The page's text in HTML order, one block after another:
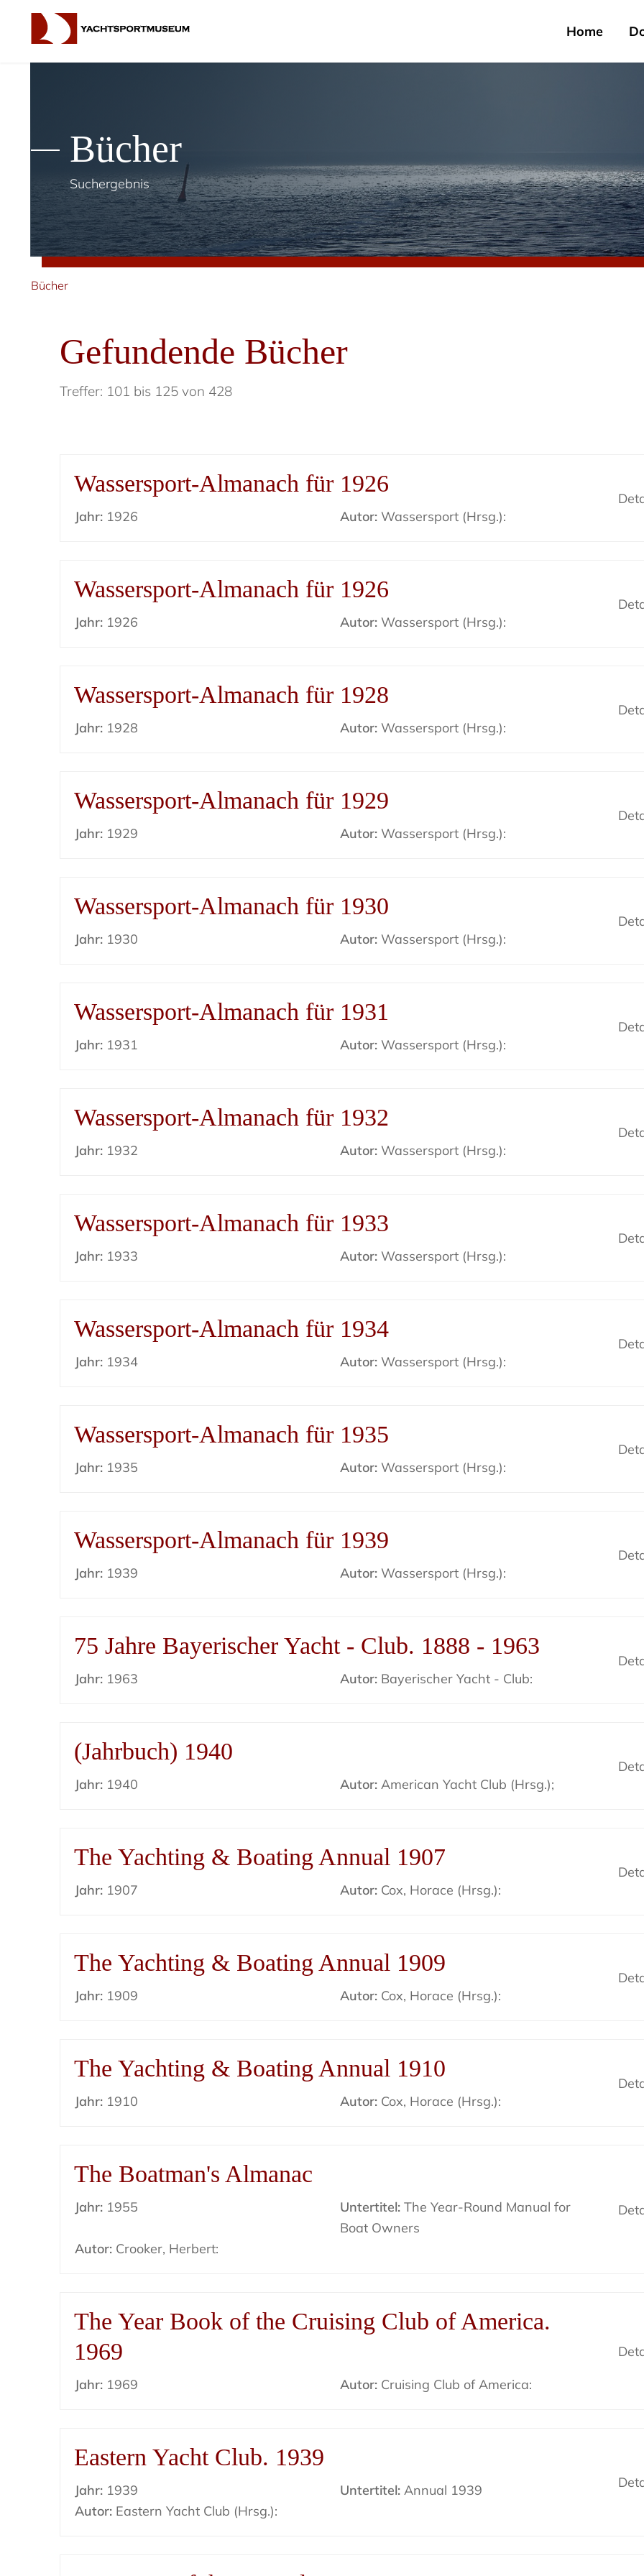
Home
Bücher
Suchergebnis
Bücher
Gefundende Bücher
Treffer: 101 bis 125 von 428
Wassersport-Almanach für 1926
Jahr: 1926 Autor:Wassersport (Hrsg.):
Wassersport-Almanach für 1926
Jahr: 1926 Autor:Wassersport (Hrsg.):
Wassersport-Almanach für 1928
Jahr: 1928 Autor:Wassersport (Hrsg.):
Wassersport-Almanach für 1929
Jahr: 1929 Autor:Wassersport (Hrsg.):
Wassersport-Almanach für 1930
Jahr: 1930 Autor:Wassersport (Hrsg.):
Wassersport-Almanach für 1931
Jahr: 1931 Autor:Wassersport (Hrsg.):
Wassersport-Almanach für 1932
Jahr: 1932 Autor:Wassersport (Hrsg.):
Wassersport-Almanach für 1933
Jahr: 1933 Autor:Wassersport (Hrsg.):
Wassersport-Almanach für 1934
Jahr: 1934 Autor:Wassersport (Hrsg.):
Wassersport-Almanach für 1935
Jahr: 1935 Autor:Wassersport (Hrsg.):
Wassersport-Almanach für 1939
Jahr: 1939 Autor:Wassersport (Hrsg.):
75 Jahre Bayerischer Yacht - Club. 1888 - 1963
Jahr: 1963 Autor:Bayerischer Yacht - Club:
(Jahrbuch) 1940
Jahr: 1940 Autor:American Yacht Club (Hrsg.);
The Yachting & Boating Annual 1907
Jahr: 1907 Autor:Cox, Horace (Hrsg.):
The Yachting & Boating Annual 1909
Jahr: 1909 Autor:Cox, Horace (Hrsg.):
The Yachting & Boating Annual 1910
Jahr: 1910 Autor:Cox, Horace (Hrsg.):
The Boatman's Almanac
Jahr: 1955 Untertitel:The Year-Round Manual for
Boat Owners
Autor: Crooker, Herbert:
The Year Book of the Cruising Club of America.
1969
Jahr: 1969 Autor:Cruising Club of America:
Eastern Yacht Club. 1939
Jahr: 1939 Untertitel:Annual 1939
Autor: Eastern Yacht Club (Hrsg.):